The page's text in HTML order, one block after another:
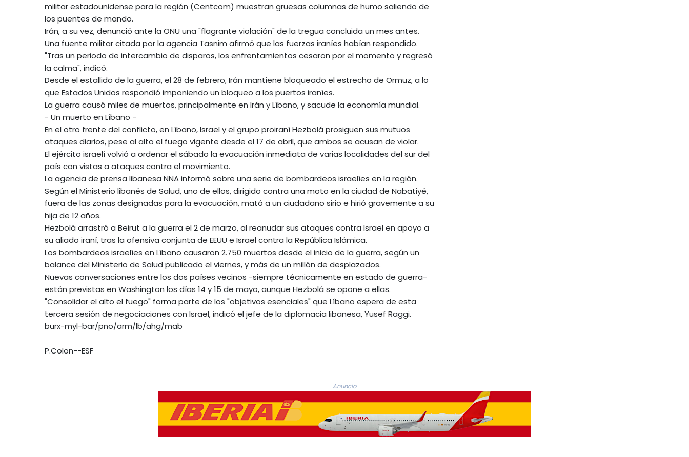
militar estadounidense para la región (Centcom) muestran gruesas columnas de humo saliendo de
los puentes de mando.
Irán, a su vez, denunció ante la ONU una "flagrante violación" de la tregua concluida un mes antes.
Una fuente militar citada por la agencia Tasnim afirmó que las fuerzas iraníes habían respondido.
"Tras un periodo de intercambio de disparos, los enfrentamientos cesaron por el momento y regresó
la calma", indicó.
Desde el estallido de la guerra, el 28 de febrero, Irán mantiene bloqueado el estrecho de Ormuz, a lo
que Estados Unidos respondió imponiendo un bloqueo a los puertos iraníes.
La guerra causó miles de muertos, principalmente en Irán y Líbano, y sacude la economía mundial.
- Un muerto en Líbano -
En el otro frente del conflicto, en Líbano, Israel y el grupo proiraní Hezbolá prosiguen sus mutuos
ataques diarios, pese al alto el fuego vigente desde el 17 de abril, que ambos se acusan de violar.
El ejército israelí volvió a ordenar el sábado la evacuación inmediata de varias localidades del sur del
país con vistas a ataques contra el movimiento.
La agencia de prensa libanesa NNA informó sobre una serie de bombardeos israelíes en la región.
Según el Ministerio libanés de Salud, uno de ellos, dirigido contra una moto en la ciudad de Nabatiyé,
fuera de las zonas designadas para la evacuación, mató a un ciudadano sirio e hirió gravemente a su
hija de 12 años.
Hezbolá arrastró a Beirut a la guerra el 2 de marzo, al reanudar sus ataques contra Israel en apoyo a
su aliado iraní, tras la ofensiva conjunta de EEUU e Israel contra la República Islámica.
Los bombardeos israelíes en Líbano causaron 2.750 muertos desde el inicio de la guerra, según un
balance del Ministerio de Salud publicado el viernes, y más de un millón de desplazados.
Nuevas conversaciones entre los dos países vecinos -siempre técnicamente en estado de guerra-
están previstas en Washington los días 14 y 15 de mayo, aunque Hezbolá se opone a ellas.
"Consolidar el alto el fuego" forma parte de los "objetivos esenciales" que Líbano espera de esta
tercera sesión de negociaciones con Israel, indicó el jefe de la diplomacia libanesa, Yusef Raggi.
burx-myl-bar/pno/arm/lb/ahg/mab
P.Colon--ESF
Anuncio